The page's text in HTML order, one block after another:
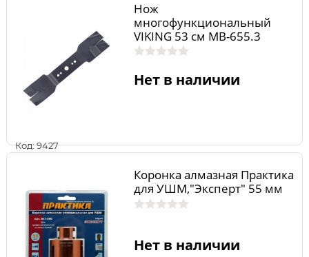
Код: 9427
Нож
многофункциональный
VIKING 53 см МВ-655.3
Нет в наличии
Коронка алмазная Практика
для УШМ,"Эксперт" 55 мм
Нет в наличии